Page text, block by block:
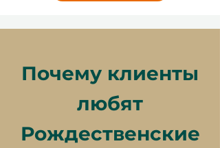
Почему клиенты
любят
Рождественские